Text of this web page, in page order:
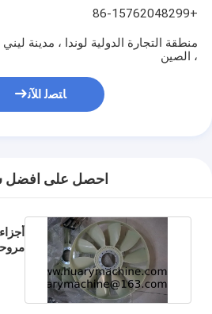
+86-15762048299
منطقة التجارة الدولية لوندا ، مدينة
، الصين
ﺎﺘﺼﻟ ﺍﻶﻧ
احصل على افضل